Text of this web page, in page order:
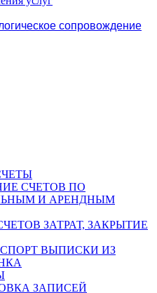
сопровождение
СЧЕТОВ ПО
И АРЕНДНЫМ
ЗАТРАТ, ЗАКРЫТИЕ
ВЫПИСКИ ИЗ
ЗАПИСЕЙ